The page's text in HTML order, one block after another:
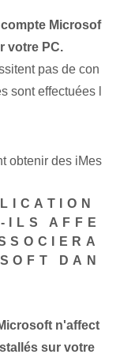
Microsof
votre PC.
pas de con
sont effectuées l
obtenir des iMes
ILS AFFE
DAN
n'affect
sur votre